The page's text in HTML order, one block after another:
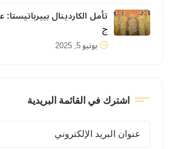
تأمل الكاردينال
ج
يونيو 5, 2025
اشترك في القائمة البريدية